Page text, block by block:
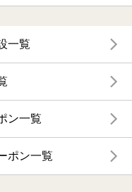
一覧
ン一覧
ポン一覧